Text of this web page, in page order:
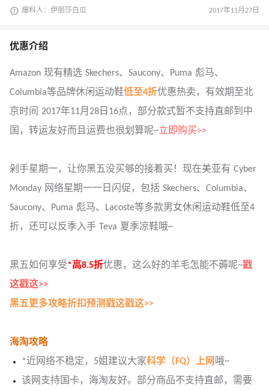
爆料人：伊丽莎白瓜 2017年11月27日
优惠介绍
Amazon 现有精选 Skechers、Saucony、Puma 彪马、
Columbia等品牌休闲运动鞋低至4折优惠热卖，有效期至北
京时间 2017年11月28日16点，部分款式暂不支持直邮到中
国，转运友好而且运费也很划算呢~立即购买>>
剁手星期一，让你黑五没买够的接着买！现在美亚有 Cyber
Monday 网络星期一一日闪促，包括 Skechers、Columbia、
Saucony、Puma 彪马、Lacoste等多款男女休闲运动鞋低至4
折，还可以反季入手 Teva 夏季凉鞋哦~
黑五如何享受*高8.5折优惠，这么好的羊毛怎能不薅呢~戳
这戳这>>
黑五更多攻略折扣预测戳这戳这>>
海淘攻略
*近网络不稳定，5姐建议大家科学（FQ）上网 哦~
该网支持国卡，海淘友好。部分商品不支持直邮，需要